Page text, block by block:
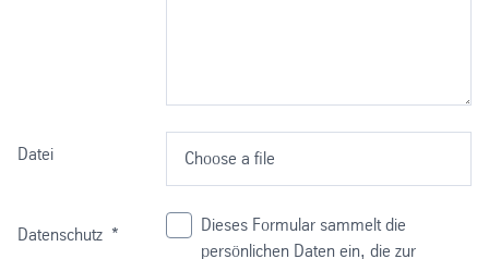
Datei Choose a file
Datenschutz *
Dieses Formular sammelt die
persönlichen Daten ein, die zur